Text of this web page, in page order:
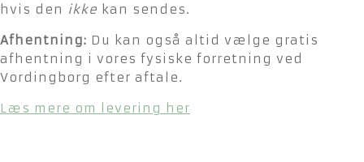
hvis den ikke kan sendes.
Afhentning: Du kan også altid vælge gratis
afhentning i vores fysiske forretning ved
Vordingborg efter aftale.
Læs mere om levering her